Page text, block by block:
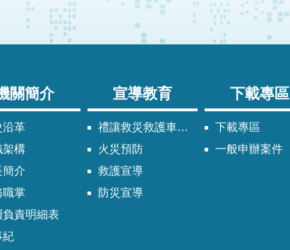
關簡介
沿革
架構
簡介
職掌
負責明細表
紀
宣導教育
禮讓救災救護車輛須知
火災預防
救護宣導
防災宣導
下載專區
下載專區
一般申辦案件